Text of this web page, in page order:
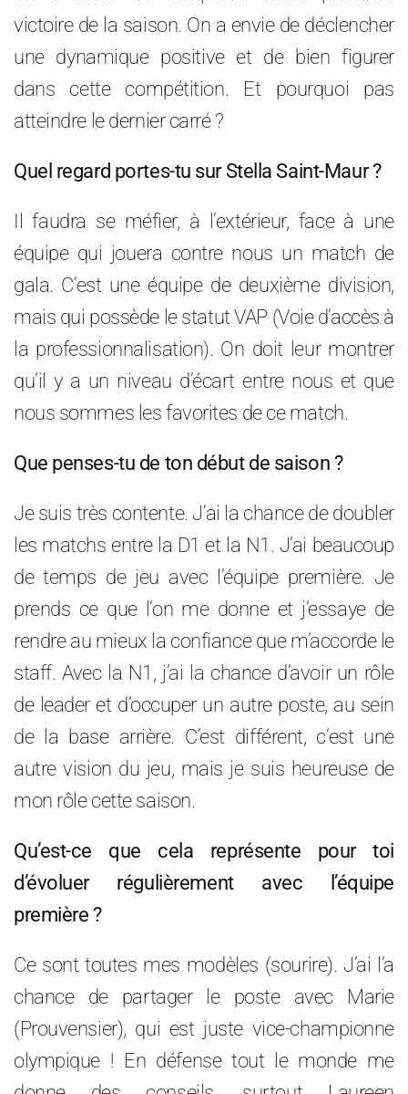
victoire de la saison. On a envie de déclencher
une dynamique positive et de bien figurer
dans cette compétition. Et pourquoi pas
atteindre le dernier carré ?
Quel regard portes-tu sur Stella Saint-Maur ?
Il faudra se méfier, à l’extérieur, face à une
équipe qui jouera contre nous un match de
gala. C’est une équipe de deuxième division,
mais qui possède le statut VAP (Voie d’accès à
la professionnalisation). On doit leur montrer
qu’il y a un niveau d’écart entre nous et que
nous sommes les favorites de ce match.
Que penses-tu de ton début de saison ?
Je suis très contente. J’ai la chance de doubler
les matchs entre la D1 et la N1. J’ai beaucoup
de temps de jeu avec l’équipe première. Je
prends ce que l’on me donne et j’essaye de
rendre au mieux la confiance que m’accorde le
staff. Avec la N1, j’ai la chance d’avoir un rôle
de leader et d’occuper un autre poste, au sein
de la base arrière. C’est différent, c’est une
autre vision du jeu, mais je suis heureuse de
mon rôle cette saison.
Qu’est-ce que cela représente pour toi
d’évoluer régulièrement avec l’équipe
première ?
Ce sont toutes mes modèles (sourire). J’ai l’a
chance de partager le poste avec Marie
(Prouvensier), qui est juste vice-championne
olympique ! En défense tout le monde me